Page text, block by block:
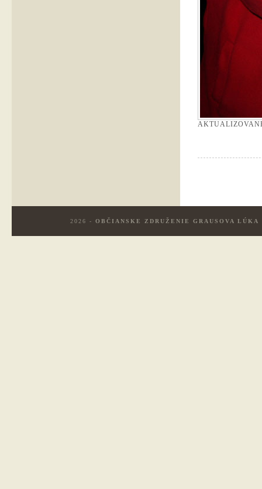
2026 - OBČIANSKE ZDRUŽENIE GRAUSOVA LÚKA